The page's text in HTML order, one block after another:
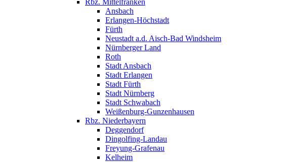
Rbz. Mittelfranken
Ansbach
Erlangen-Höchstadt
Fürth
Neustadt a.d. Aisch-Bad Windsheim
Nürnberger Land
Roth
Stadt Ansbach
Stadt Erlangen
Stadt Fürth
Stadt Nürnberg
Stadt Schwabach
Weißenburg-Gunzenhausen
Rbz. Niederbayern
Deggendorf
Dingolfing-Landau
Freyung-Grafenau
Kelheim